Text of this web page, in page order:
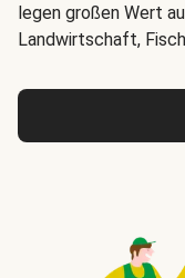
legen großen Wert
Landwirtschaft,